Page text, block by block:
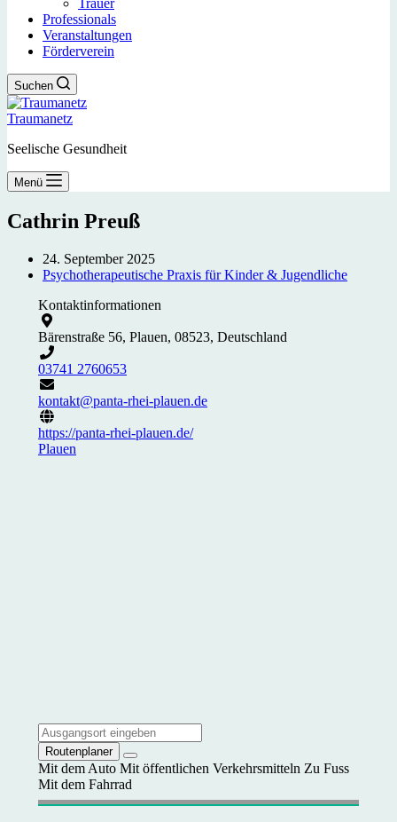
Trauer
Professionals
Veranstaltungen
Förderverein
Suchen
Traumanetz
Seelische Gesundheit
Menü
Cathrin Preuß
24. September 2025
Psychotherapeutische Praxis für Kinder & Jugendliche
Kontaktinformationen
Bärenstraße 56, Plauen, 08523, Deutschland
03741 2760653
kontakt@panta-rhei-plauen.de
https://panta-rhei-plauen.de/
Plauen
Routenplaner
Mit dem Auto Mit öffentlichen Verkehrsmitteln Zu Fuss
Mit dem Fahrrad